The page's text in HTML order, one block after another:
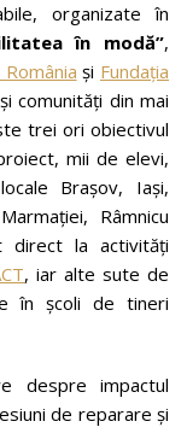
organizate în
în modă”,
și Fundația
comunități din mai
trei ori obiectivul
mii de elevi,
Brașov, Iași,
Râmnicu
direct la activități
, iar alte sute de
în școli de tineri
despre impactul
de reparare și